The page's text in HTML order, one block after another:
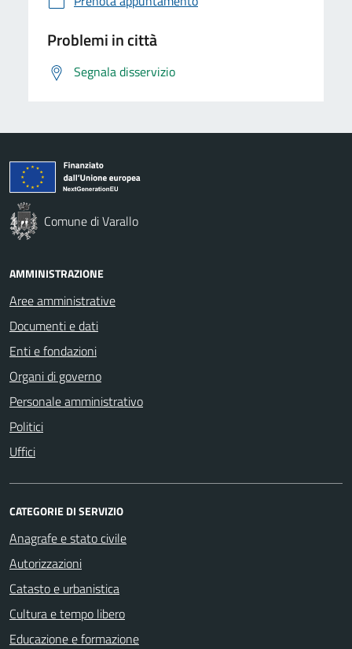
Problemi in città
Segnala disservizio
Comune di Varallo
AMMINISTRAZIONE
Aree amministrative
Documenti e dati
Enti e fondazioni
Organi di governo
Personale amministrativo
Politici
Uffici
CATEGORIE DI SERVIZIO
Anagrafe e stato civile
Autorizzazioni
Catasto e urbanistica
Cultura e tempo libero
Educazione e formazione